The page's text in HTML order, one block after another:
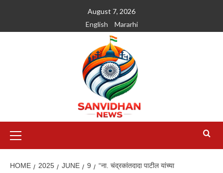
August 7, 2026
English
Mararhi
HOME 2025 JUNE 9
“ना. चंद्रकांतदादा पाटील यांच्या